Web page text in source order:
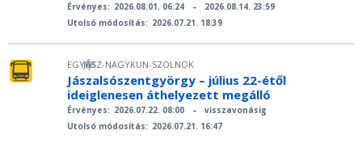
Érvényes: 2026.08.01. 06:24 –
2026.08.14. 23:59
Utolsó módosítás: 2026.07.21. 18:39
EGYÉB
|
JÁSZ-NAGYKUN-SZOLNOK
Jászalsószentgyörgy – július 22-étől
ideiglenesen áthelyezett megálló
Érvényes: 2026.07.22. 08:00 –
visszavonásig
Utolsó módosítás: 2026.07.21. 16:47